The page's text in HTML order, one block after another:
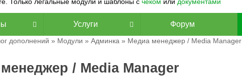
Услуги Форум
дополнений » Модули » Админка » Медиа менеджер / Media Manager
/ Media Manager